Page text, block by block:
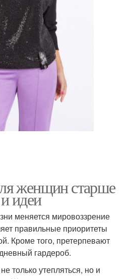
женщин старше
идеи
меняется мировоззрение
правильные приоритеты
Кроме того, претерпевают
гардероб.
только утепляться, но и